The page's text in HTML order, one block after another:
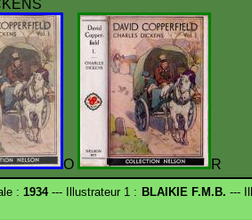
O R
:1934--- Illustrateur 1 : BLAIKIE F.M.B. ---